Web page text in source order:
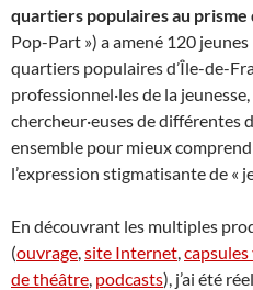
quartiers populaires au prisme
Pop-Part ») a amené 120
quartiers populaires d’Île-de-
professionnel·les de la
chercheur·euses de différentes
ensemble pour mieux
l’expression stigmatisante de «
En découvrant les multiples
(ouvrage,site Internet,
de théâtre, podcasts), j’ai été